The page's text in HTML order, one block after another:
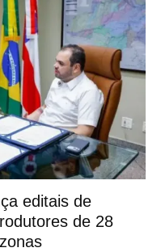
editais de
de 28